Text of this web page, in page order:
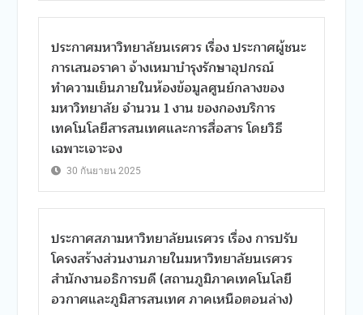
ประกาศมหาวิทยาลัยนเรศวร เรื่อง ประกาศผู้ชนะ
การเสนอราคา จ้างเหมาบำรุงรักษาอุปกรณ์
ทำความเย็นภายในห้องข้อมูลศูนย์กลางของ
มหาวิทยาลัย จํานวน 1 งาน ของกองบริการ
เทคโนโลยีสารสนเทศและการสื่อสาร โดยวิธี
เฉพาะเจาะจง
30 กันยายน 2025
ประกาศสภามหาวิทยาลัยนเรศวร เรื่อง การปรับ
โครงสร้างส่วนงานภายในมหาวิทยาลัยนเรศวร
สำนักงานอธิการบดี (สถานภูมิภาคเทคโนโลยี
อวกาศและภูมิสารสนเทศ ภาคเหนือตอนล่าง)